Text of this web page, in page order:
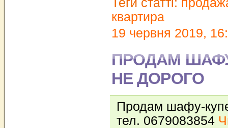
Теги статті:
квартира
19 червня 2019,
ПРОДАМ
НЕ ДОРОГО
Продам шафу-
тел. 0679083854